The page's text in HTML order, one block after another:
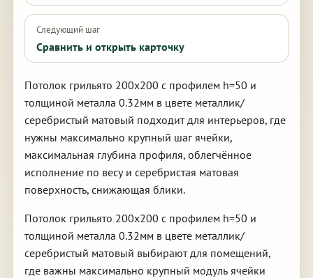
Следующий шаг
Сравнить и открыть карточку
Потолок грильято 200х200 с профилем h=50 и
толщиной металла 0.32мм в цвете металлик/
серебристый матовый подходит для интерьеров, где
нужны максимально крупный шаг ячейки,
максимальная глубина профиля, облегчённое
исполнение по весу и серебристая матовая
поверхность, снижающая блики.
Потолок грильято 200х200 с профилем h=50 и
толщиной металла 0.32мм в цвете металлик/
серебристый матовый выбирают для помещений,
где важны максимально крупный модуль ячейки